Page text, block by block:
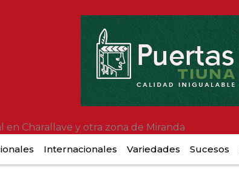
en Charallave y otra zona de Miranda
Internacionales Variedades Sucesos